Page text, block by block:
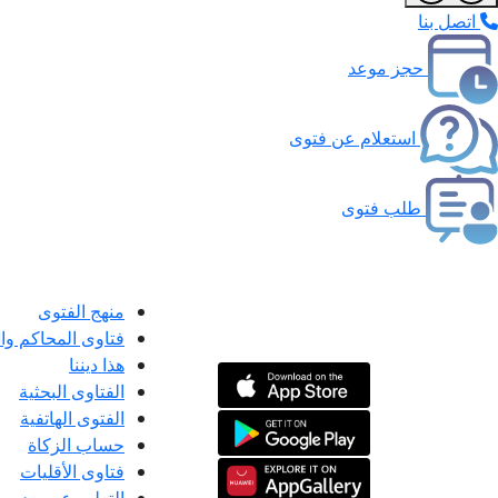
اتصل بنا
حجز موعد
استعلام عن فتوى
طلب فتوى
منهج الفتوى
فتاوى المحاكم
هذا ديننا
الفتاوى البحثية
الفتوى الهاتفية
حساب الزكاة
فتاوى الأقليات